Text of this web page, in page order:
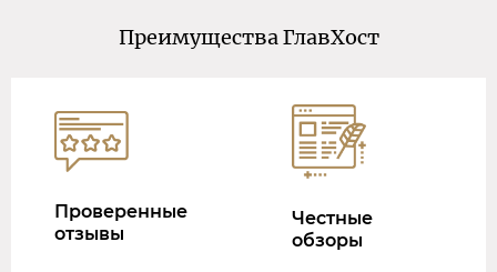
Преимущества ГлавХост
Проверенные
отзывы
Честные
обзоры